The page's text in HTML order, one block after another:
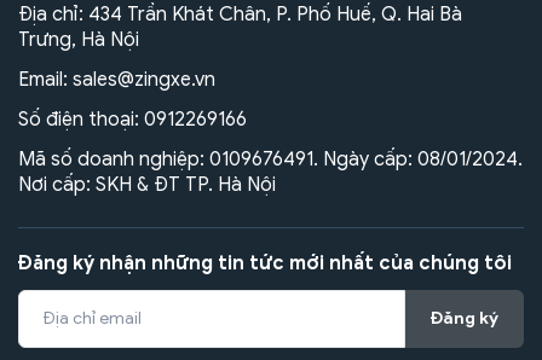
Địa chỉ: 434 Trần Khát Chân, P. Phố Huế, Q. Hai Bà
Trưng, Hà Nội
Email: sales@zingxe.vn
Số điện thoại: 0912269166
Mã số doanh nghiệp: 0109676491. Ngày cấp: 08/01/2024.
Nơi cấp: SKH & ĐT TP. Hà Nội
Đăng ký nhận những tin tức mới nhất của chúng tôi
Đăng ký